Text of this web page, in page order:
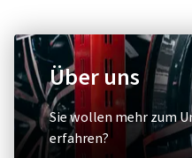
Über uns
Sie wollen mehr zum
erfahren?